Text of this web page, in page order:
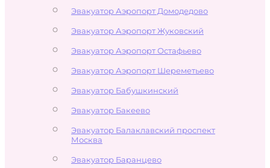
Эвакуатор Аэропорт Домодедово
Эвакуатор Аэропорт Жуковский
Эвакуатор Аэропорт Остафьево
Эвакуатор Аэропорт Шереметьево
Эвакуатор Бабушкинский
Эвакуатор Бакеево
Эвакуатор Балаклавский проспект
Москва
Эвакуатор Баранцево